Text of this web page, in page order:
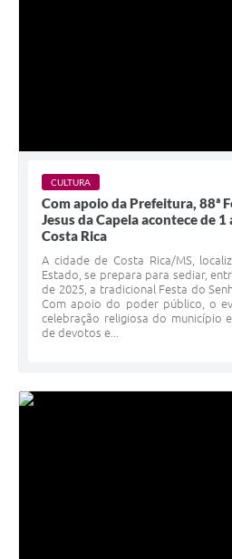
CULTURA
Com apoio da Prefeitura, 88ª
Jesus da Capela acontece de 1
Costa Rica
A cidade de Costa Rica/MS,
Estado, se prepara para sediar,
de 2025, a tradicional Festa do
Com apoio do poder público, o
celebração religiosa do município
de devotos e...